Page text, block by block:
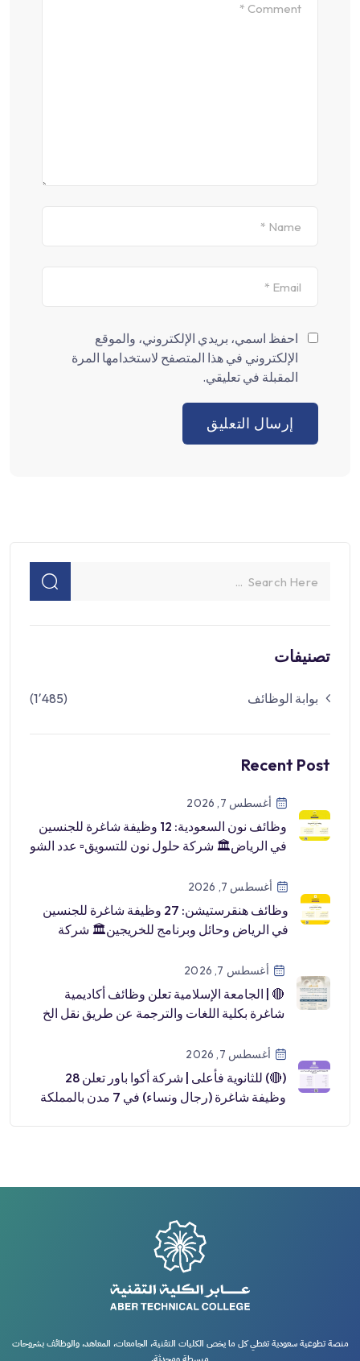
احفظ اسمي، بريدي الإلكتروني، والموقع
الإلكتروني في هذا المتصفح لاستخدامها المرة
المقبلة في تعليقي.
تصنيفات
بوابة الوظائف (1٬485)
Recent Post
أغسطس 7, 2026
وظائف نون السعودية: 12 وظيفة شاغرة للجنسين
في الرياض🏛 شركة حلول نون للتسويق▫️ عدد الشو
أغسطس 7, 2026
وظائف هنقرستيشن: 27 وظيفة شاغرة للجنسين
في الرياض وحائل وبرنامج للخريجين🏛 شركة
أغسطس 7, 2026
🔴 | الجامعة الإسلامية تعلن وظائف أكاديمية
شاغرة بكلية اللغات والترجمة عن طريق نقل الخ
أغسطس 7, 2026
(🔴) للثانوية فأعلى | شركة أكوا باور تعلن 28
وظيفة شاغرة (رجال ونساء) في 7 مدن بالمملكة
منصة تطوعية سعودية تغطي كل ما يخص الكليات التقنية، الجامعات، المعاهد، والوظائف بشروحات